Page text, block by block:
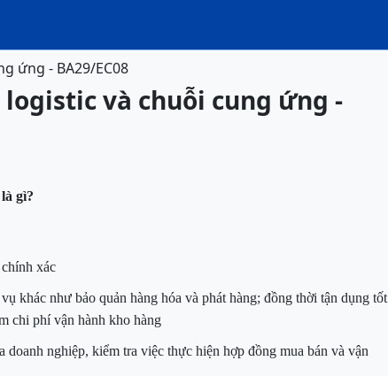
ứng - BA29/EC08
logistic và chuỗi cung ứng -
gì?
xác
khác như bảo quản hàng hóa và phát hàng; đồng thời tận dụng tốt
chi phí vận hành kho hàng
nghiệp, kiểm tra việc thực hiện hợp đồng mua bán và vận